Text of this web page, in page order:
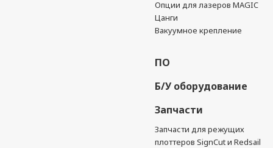
Опции для лазеров MAGIC
Цанги
Вакуумное крепление
ПО
Б/У оборудование
Запчасти
Запчасти для режущих
плоттеров SignCut и Redsail